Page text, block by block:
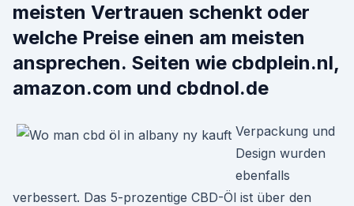
meisten Vertrauen schenkt oder
welche Preise einen am meisten
ansprechen. Seiten wie cbdplein.nl,
amazon.com und cbdnol.de
Verpackung und
Design wurden
ebenfalls
verbessert. Das 5-prozentige CBD-Öl ist über den